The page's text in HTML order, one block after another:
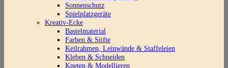
Sonnenschutz
Spielplatzgeräte
Kreativ-Ecke
Bastelmaterial
Farben & Stifte
Keilrahmen, Leinwände & Staffeleien
Kleben & Schneiden
Kneten & Modellieren